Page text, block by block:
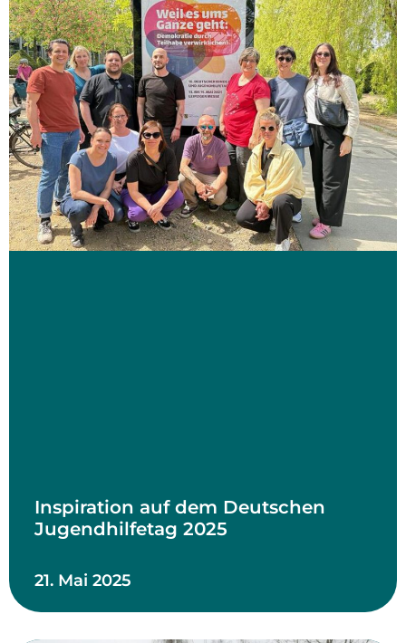
Inspiration auf dem Deutschen
Jugendhilfetag 2025
21. Mai 2025